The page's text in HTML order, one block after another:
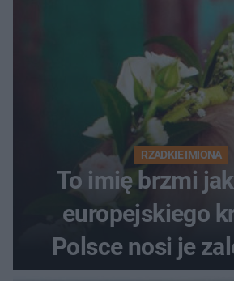
RZADKIE IMIONA
To imię brzmi
europejskiego
Polsce nosi je